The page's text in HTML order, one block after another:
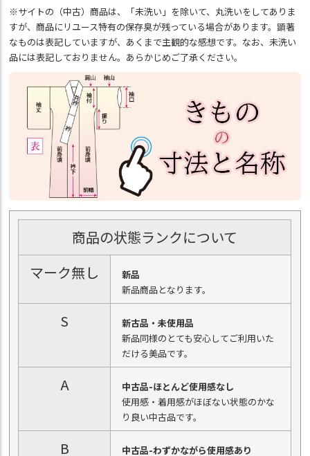
※サイトの（中古）商品は、「未洗い」を除いて、丸洗いをしてありま
すが、商品にリユース特有の保存臭が残っている場合があります。顕著
なものは表記していますが、あくまで主観的な感想です。なお、未洗い
品には表記しておりません。あらかじめご了承ください。
商品の状態ランクについて
マーク無し
新品
新品商品となります。
S
新古品・未使用品
新品同様のとても安心してご利用いた
だける美品です。
A
中古品-ほとんど使用感なし
使用感・着用感がほぼない状態のかな
り良い中古品です。
B 中古品-わずかながら使用感あり